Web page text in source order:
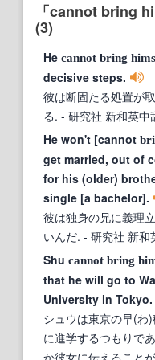
「cannot bring
(3)
He cannot bring
decisive steps.
彼は断固たる処置が
る. - 研究社 新和英中
He won't [cannot
get married, out of
for his (older)
single [a bachelor].
彼は独身の兄に義理
いんだ. - 研究社 新和
Shu cannot bring
that he will go to
University in Tokyo.
シュウは東京の早(わ
に進学するつもりで
か彼女に伝えることが